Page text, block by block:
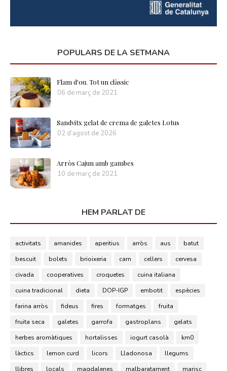
POPULARS DE LA SETMANA
Flam d'ou. Tot un clàssic
06 de març de 2021
Sandvitx gelat de crema de galetes Lotus
02 d’agost de 2026
Arròs Cajun amb gambes
10 de març de 2021
HEM PARLAT DE
activitats amanides aperitius arròs aus
batut
bescuit
bolets brioixeria carn cellers
cervesa
civada
cooperatives croquetes
cuina italiana
cuina tradicional
dieta DOP-IGP embotit
espècies
farina arròs
fideus fires formatges
fruita
fruita seca
galetes garrofa gastroplans
gelats
herbes aromàtiques
hortalisses iogurt casolà
km0
làctics
lemon curd licors Lladonosa
llegums
llibres
locals magdalenes malbaratament marisc